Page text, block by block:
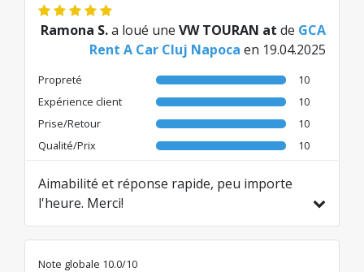
Ramona S.a loué une VW TOURAN at de GCA
Rent A Car Cluj Napoca en 19.04.2025
Propreté
10
Expérience client
10
Prise/Retour
10
Qualité/Prix
10
Aimabilité et réponse rapide, peu importe
l'heure. Merci!
Note globale 10.0/10